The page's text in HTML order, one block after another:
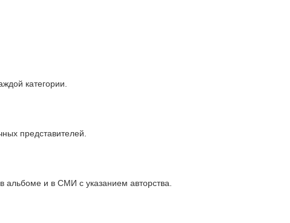
категории.
представителей.
альбоме и в СМИ с указанием авторства.